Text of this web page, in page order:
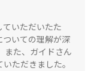
いただいたた
ついての理解が深
また、ガイドさん
ただきました。